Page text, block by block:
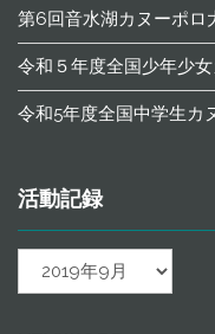
第6回音水湖カヌーポロ
令和５年度全国少年少
令和5年度全国中学生カ
活動記録